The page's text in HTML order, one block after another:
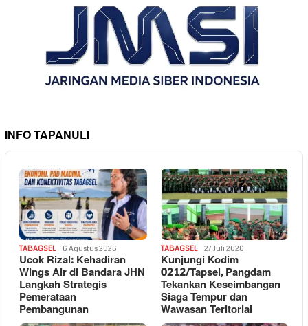
INFO TAPANULI
TABAGSEL 6 Agustus 2026
Ucok Rizal: Kehadiran
Wings Air di Bandara JHN
Langkah Strategis
Pemerataan
Pembangunan
TABAGSEL 27 Juli 2026
Kunjungi Kodim
0212/Tapsel, Pangdam
Tekankan Keseimbangan
Siaga Tempur dan
Wawasan Teritorial